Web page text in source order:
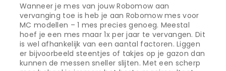
Wanneer je mes van jouw Robomow aan
vervanging toe is heb je aan Robomow mes voor
MC modellen – 1 mes precies genoeg. Meestal
hoef je een mes maar 1x per jaar te vervangen. Dit
is wel afhankelijk van een aantal factoren. Liggen
er bijvoorbeeld steentjes of takjes op je gazon dan
kunnen de messen sneller slijten. Met een scherp